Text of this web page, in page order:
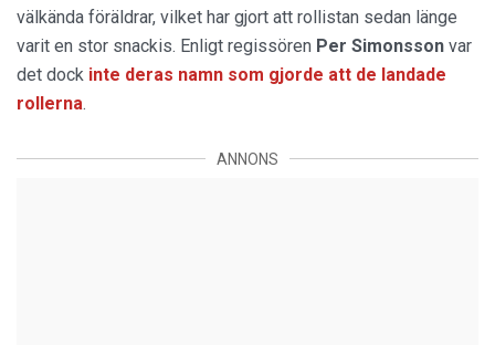
välkända föräldrar, vilket har gjort att rollistan sedan länge
varit en stor snackis. Enligt regissören Per Simonsson var
det dock inte deras namn som gjorde att de landade
rollerna.
ANNONS